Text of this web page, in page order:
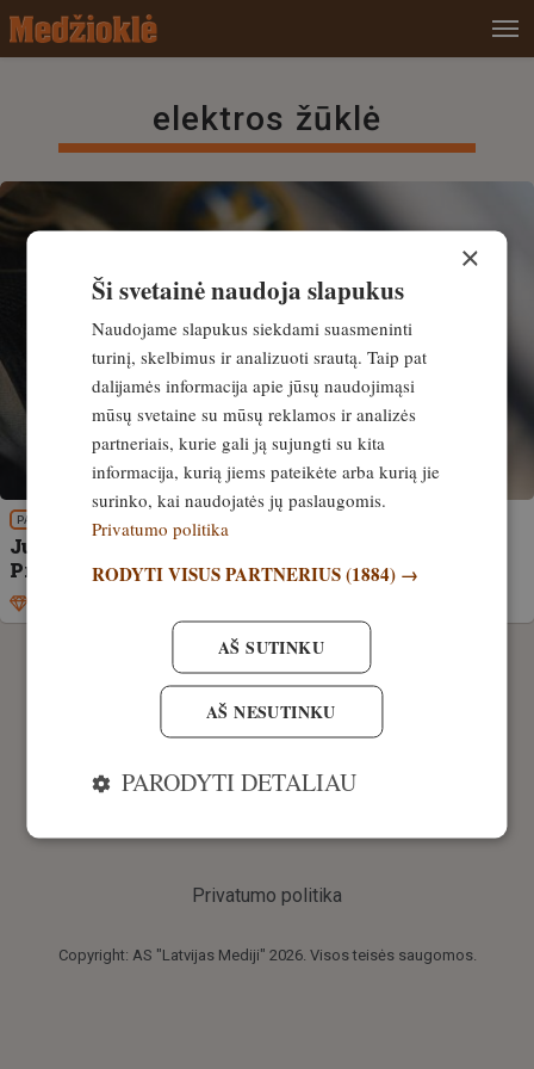
elektros žūklė
PATIRTIS
Jurbarke siūlytas kyšis aplinkosaugininkui.
Pradėtas ikiteisminis tyrimas
Copyright: AS "Latvijas Mediji" 2026. Visos teisės saugomos.
Privatumo politika
×
Ši svetainė naudoja slapukus
Naudojame slapukus siekdami suasmeninti
turinį, skelbimus ir analizuoti srautą. Taip pat
dalijamės informacija apie jūsų naudojimąsi
mūsų svetaine su mūsų reklamos ir analizės
partneriais, kurie gali ją sujungti su kita
informacija, kurią jiems pateikėte arba kurią jie
surinko, kai naudojatės jų paslaugomis.
Privatumo politika
RODYTI VISUS PARTNERIUS(1884) →
AŠ SUTINKU
AŠ NESUTINKU
PARODYTI DETALIAU